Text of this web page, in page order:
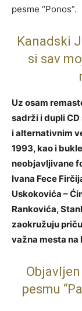
pesme “Ponos”.
Kanadski
si sav
Uz osam
sadrži i dupli
i alternativnim
1993, kao i
neobjavljivane
Ivana Fece
Uskokovića –
Rankovića,
zaokružuju
važna mesta
pesmu